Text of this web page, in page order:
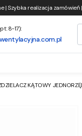
Szybka realizacja zamówień
8-17):
KĄTOWY